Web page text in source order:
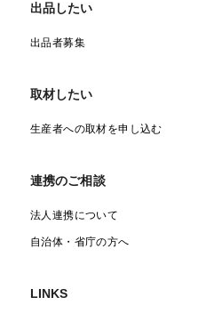
たっぷりのふすま（小麦の外
！
べて混ぜるとちょうど全粒粉
でふすまの量を調整すると、
皮のことで、製粉時に一緒に
っぷりで、ミネラルやビタミ
出品したい
出品者募集
取材したい
生産者への取材を申し込む
連携のご相談
法人連携について
自治体・省庁の方へ
LINKS